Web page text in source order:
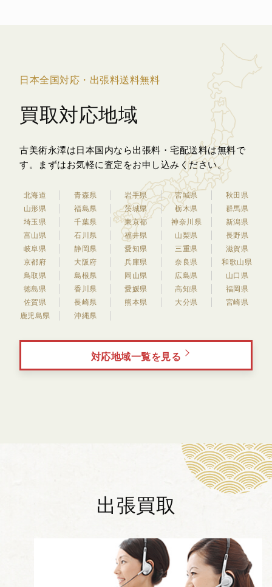
日本全国対応・出張料送料無料
買取対応地域
古美術永澤は日本国内なら出張料・宅配送料は無料で
す。
まずはお気軽に査定をお申し込みください。
北海道 青森県 岩手県 宮城県
秋田県
山形県
福島県 茨城県 栃木県
群馬県
埼玉県
千葉県 東京都 神奈川県
新潟県
富山県
石川県 福井県 山梨県
長野県
岐阜県
静岡県 愛知県 三重県
滋賀県
京都府
大阪府 兵庫県 奈良県
和歌山県
鳥取県
島根県 岡山県 広島県
山口県
徳島県
香川県 愛媛県 高知県
福岡県
佐賀県
長崎県 熊本県 大分県
宮崎県
鹿児島県
沖縄県
対応地域一覧を見る
出張買取